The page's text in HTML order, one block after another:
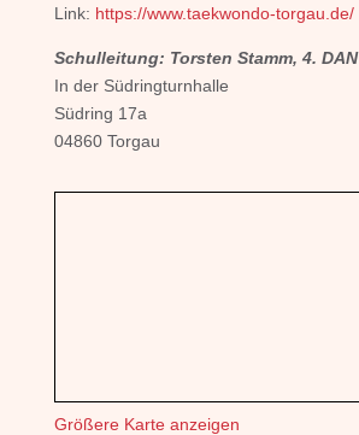
Link: https://www.taekwondo-torgau.de/
Schulleitung: Torsten Stamm, 4. DAN
In der Südringturnhalle
Südring 17a
04860 Torgau
Größere Karte anzeigen